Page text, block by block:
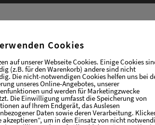
mich ehrlich. Die Sehnsucht nach
zu, weil Menschen im Alltag
Cookies
auf unserer Webseite Cookies. Einige Cookies
(z.B. für den Warenkorb) andere sind nicht
Die nicht-notwendigen Cookies helfen uns bei
unseres Online-Angebotes, unserer
und werden für Marketingzwecke
Die Einwilligung umfasst die Speicherung von
auf Ihrem Endgerät, das Auslesen
Daten sowie deren Verarbeitung.
akzeptieren“, um in den Einsatz von nicht